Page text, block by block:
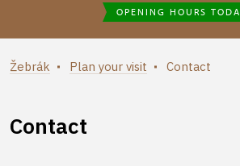
OPENING HOURS
Žebrák Plan your visit Contact
Contact